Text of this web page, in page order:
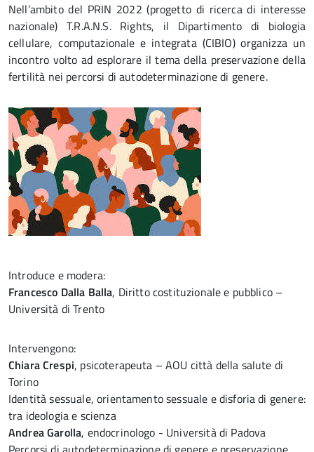
Nell’ambito del PRIN 2022 (progetto di ricerca di interesse
nazionale) T.R.A.N.S. Rights, il Dipartimento di biologia
cellulare, computazionale e integrata (CIBIO) organizza un
incontro volto ad esplorare il tema della preservazione della
fertilità nei percorsi di autodeterminazione di genere.
Introduce e modera:
Francesco Dalla Balla, Diritto costituzionale e pubblico –
Università di Trento
Intervengono:
Chiara Crespi, psicoterapeuta – AOU città della salute di
Torino
Identità sessuale, orientamento sessuale e disforia di genere:
tra ideologia e scienza
Andrea Garolla, endocrinologo - Università di Padova